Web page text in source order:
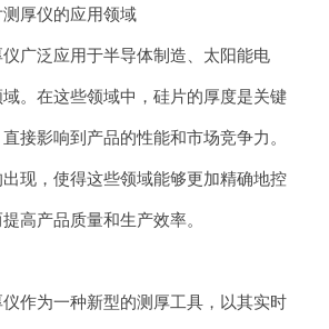
厚仪的应用领域
泛应用于半导体制造、太阳能电
。在这些领域中，硅片的厚度是关键
接影响到产品的性能和市场竞争力。
现，使得这些领域能够更加精确地控
高产品质量和生产效率。
为一种新型的测厚工具，以其实时